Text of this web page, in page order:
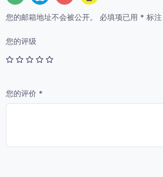
您的邮箱地址不会被公开。 必填项已用 * 标注
您的评级
您的评价 *